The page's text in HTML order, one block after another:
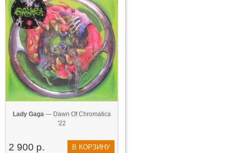
Lady Gaga— Dawn Of Chromatica
'22
2 900 р. В КОРЗИНУ